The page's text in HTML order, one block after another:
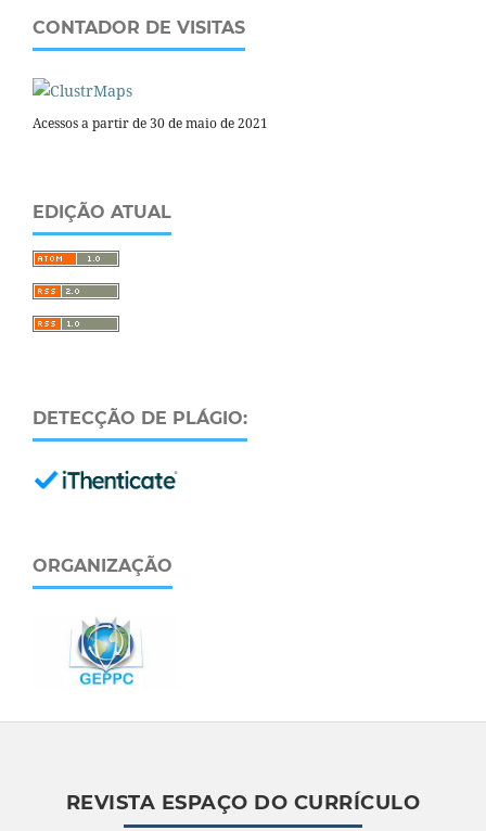
CONTADOR DE VISITAS
Acessos a partir de 30 de maio de 2021
EDIÇÃO ATUAL
DETECÇÃO DE PLÁGIO:
ORGANIZAÇÃO
REVISTA ESPAÇO DO CURRÍCULO